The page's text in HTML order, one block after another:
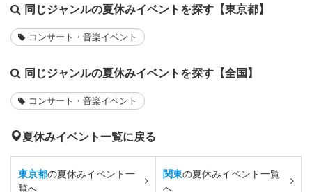
同じジャンルの夏休みイベントを探す【東京都】
コンサート・音楽イベント
同じジャンルの夏休みイベントを探す【全国】
コンサート・音楽イベント
夏休みイベント一覧に戻る
東京都の夏休みイベント一
覧へ
関東の夏休みイベント一覧
へ